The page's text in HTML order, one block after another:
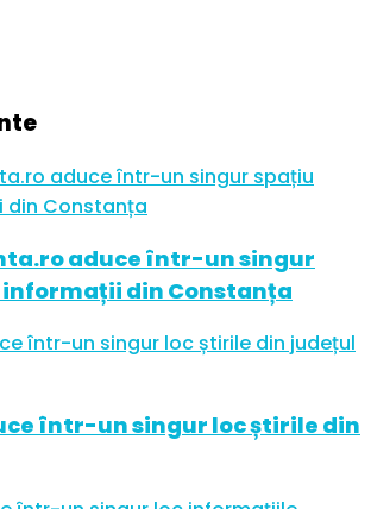
aduce într-un singur
din Constanța
într-un singur loc știrile din